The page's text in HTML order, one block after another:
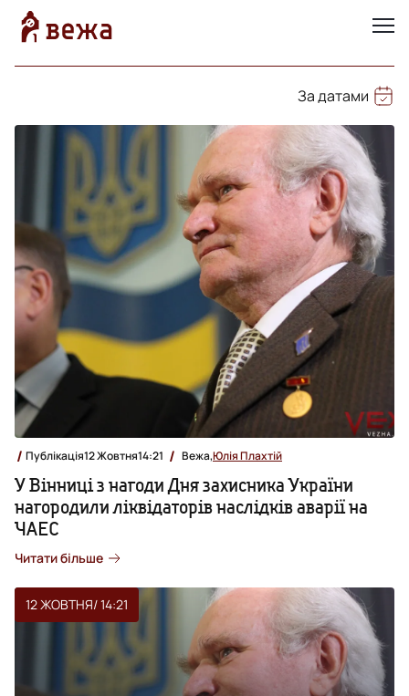
За датами
Публікація12 Жовтня14:21 Вежа,Юлія Плахтій
У Вінниці з нагоди Дня захисника України
нагородили ліквідаторів наслідків аварії на
ЧАЕС
Читати більше
12 ЖОВТНЯ/ 14:21